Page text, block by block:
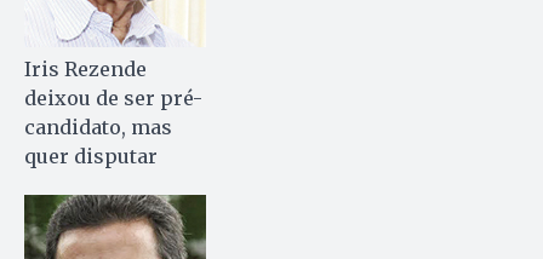
Iris Rezende
deixou de ser pré-
candidato, mas
quer disputar